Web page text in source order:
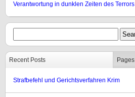
Verantwortung in dunklen Zeiten des Terrors
Recent Posts Pages
Strafbefehl und Gerichtsverfahren Krim